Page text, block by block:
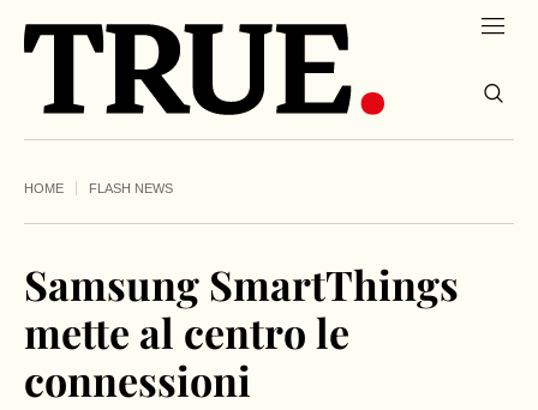
HOME FLASH NEWS
Samsung SmartThings
mette al centro le
connessioni